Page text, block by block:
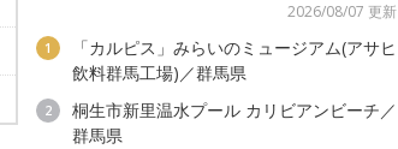
2026/08/07 更新
1
「カルピス」みらいのミュージアム(アサヒ
飲料群馬工場)／群馬県
2
桐生市新里温水プール カリビアンビーチ／
群馬県